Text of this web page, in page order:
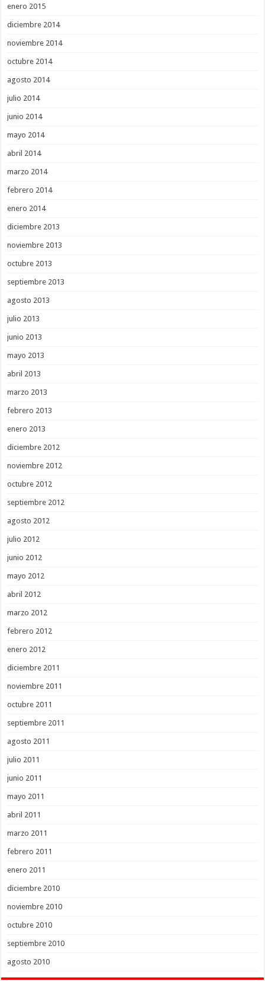
enero 2015
diciembre 2014
noviembre 2014
octubre 2014
agosto 2014
julio 2014
junio 2014
mayo 2014
abril 2014
marzo 2014
febrero 2014
enero 2014
diciembre 2013
noviembre 2013
octubre 2013
septiembre 2013
agosto 2013
julio 2013
junio 2013
mayo 2013
abril 2013
marzo 2013
febrero 2013
enero 2013
diciembre 2012
noviembre 2012
octubre 2012
septiembre 2012
agosto 2012
julio 2012
junio 2012
mayo 2012
abril 2012
marzo 2012
febrero 2012
enero 2012
diciembre 2011
noviembre 2011
octubre 2011
septiembre 2011
agosto 2011
julio 2011
junio 2011
mayo 2011
abril 2011
marzo 2011
febrero 2011
enero 2011
diciembre 2010
noviembre 2010
octubre 2010
septiembre 2010
agosto 2010